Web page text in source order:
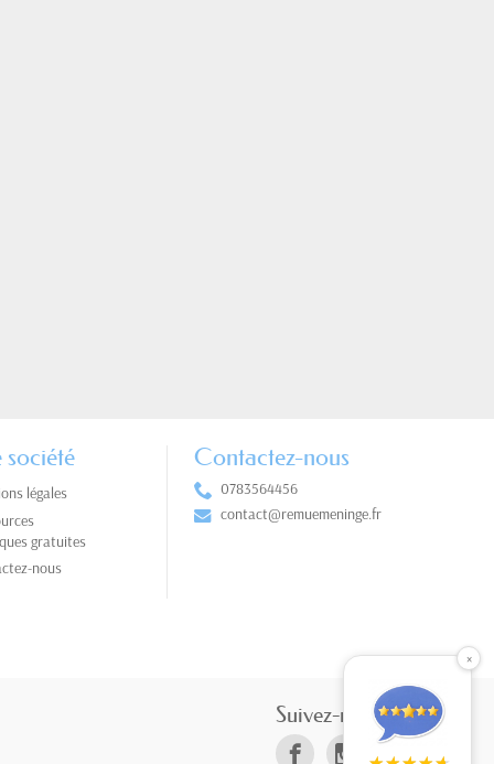
légales
gratuites
nous
Contactez-nous
0783564456
contact@remuemeninge.fr
Suivez-nous
×